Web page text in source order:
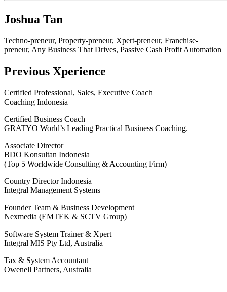
Joshua Tan
Techno-preneur, Property-preneur, Xpert-preneur, Franchise-
preneur, Any Business That Drives, Passive Cash Profit Automation
Previous Xperience
Certified Professional, Sales, Executive Coach
Coaching Indonesia
Certified Business Coach
GRATYO World’s Leading Practical Business Coaching.
Associate Director
BDO Konsultan Indonesia
(Top 5 Worldwide Consulting & Accounting Firm)
Country Director Indonesia
Integral Management Systems
Founder Team & Business Development
Nexmedia (EMTEK & SCTV Group)
Software System Trainer & Xpert
Integral MIS Pty Ltd, Australia
Tax & System Accountant
Owenell Partners, Australia